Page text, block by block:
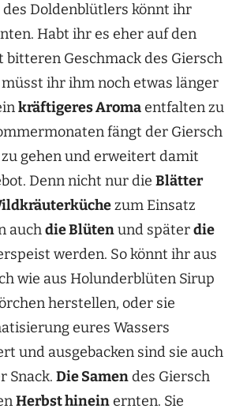
Doldenblütlers könnt ihr
Habt ihr es eher auf den
Geschmack des Giersch
müsst ihr ihm noch etwas länger
kräftigeres Aroma entfalten zu
fängt der Giersch
gehen und erweitert damit
Denn nicht nur die Blätter
zum Einsatz
auchdie Blütenund späterdie
werden. So könnt ihr aus
wie aus Holunderblüten Sirup
herstellen, oder sie
eures Wassers
und ausgebacken sind sie auch
Snack. Die Samendes Giersch
Herbst hinein ernten. Sie